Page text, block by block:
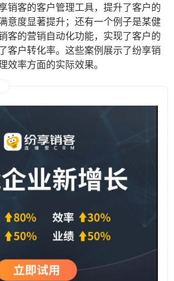
销客的客户管理工具，提升了客户的
意度显著提升；还有一个例子是某健
客的营销自动化功能，实现了客户的
客户转化率。这些案例展示了纷享销
效率方面的实际效果。